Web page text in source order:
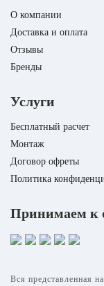
О компании
Доставка и оплата
Отзывы
Бренды
Услуги
Бесплатный расчет
Монтаж
Договор офреты
Политика
Принимаем к
Вся представленная